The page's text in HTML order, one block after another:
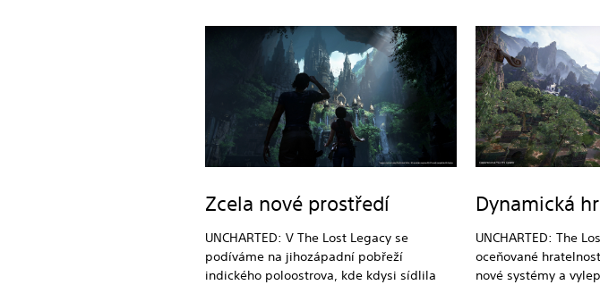
Zcela nové prostředí
UNCHARTED: V The Lost Legacy se
podíváme na jihozápadní pobřeží
indického poloostrova, kde kdysi sídlila
Dynamická
UNCHARTED: The
oceňované
nové systémy a